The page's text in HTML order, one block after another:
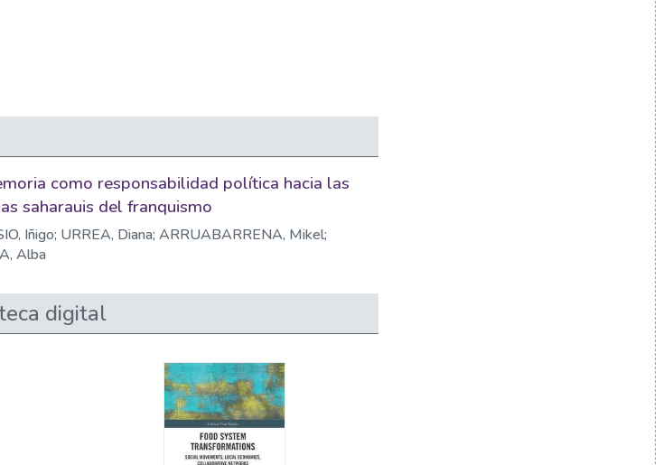
como responsabilidad política hacia las
saharauis del franquismo
Iñigo; URREA, Diana; ARRUABARRENA, Mikel;
Alba
digital